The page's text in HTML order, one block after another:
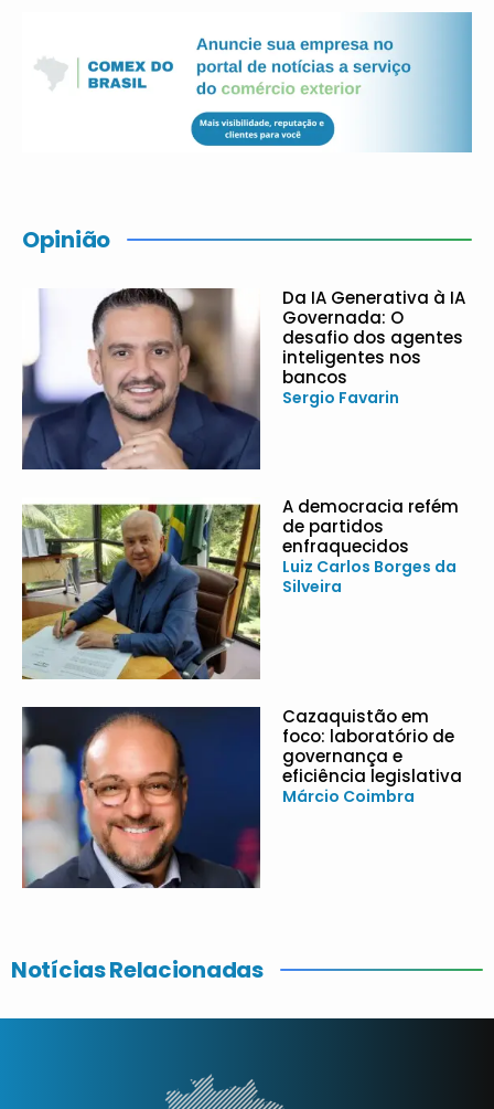
Opinião
Da IA Generativa à IA
Governada: O
desafio dos agentes
inteligentes nos
bancos
Sergio Favarin
A democracia refém
de partidos
enfraquecidos
Luiz Carlos Borges da
Silveira
Cazaquistão em
foco: laboratório de
governança e
eficiência legislativa
Márcio Coimbra
Notícias Relacionadas